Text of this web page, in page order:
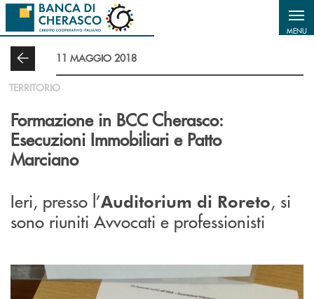
Salta al contenuto principale
MENU
11 MAGGIO 2018
TERRITORIO
Formazione in BCC Cherasco:
Esecuzioni Immobiliari e Patto
Marciano
Ieri, presso l’Auditorium di Roreto, si
sono riuniti Avvocati e professionisti